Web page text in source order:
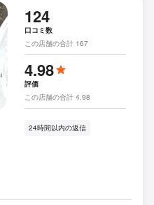
124
口コミ数
この店舗の合計 167
4.98
評価
この店舗の合計 4.98
24時間以内の返信